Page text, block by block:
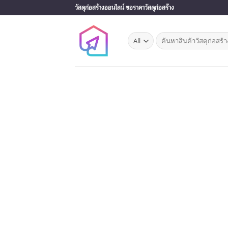
to
วัสดุก่อสร้างออนไลน์ ขอราคาวัสดุก่อสร้าง
Search
for: